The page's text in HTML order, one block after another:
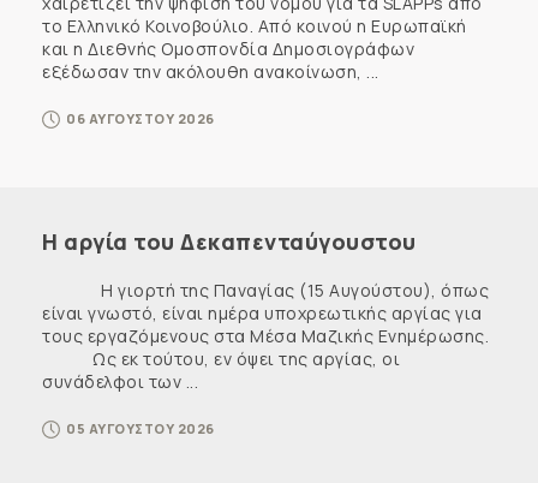
το Ελληνικό Κοινοβούλιο. Από κοινού η Ευρωπαϊκή
και η Διεθνής Ομοσπονδία Δημοσιογράφων
εξέδωσαν την ακόλουθη ανακοίνωση, ...
06 ΑΥΓΟΥΣΤΟΥ 2026
Η αργία του Δεκαπενταύγουστου
Η γιορτή της Παναγίας (15 Αυγούστου), όπως
είναι γνωστό, είναι ημέρα υποχρεωτικής αργίας για
τους εργαζόμενους στα Μέσα Μαζικής Ενημέρωσης.
Ως εκ τούτου, εν όψει της αργίας, οι
συνάδελφοι των ...
05 ΑΥΓΟΥΣΤΟΥ 2026